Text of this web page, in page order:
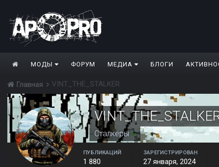
МОДЫ ФОРУМ МЕДИА БЛОГИ
Главная VINT_THE_STALKER
Сталкеры+
ПУБЛИКАЦИЙ
1 880
ЗАРЕГИСТРИРОВАН
27 января, 2024